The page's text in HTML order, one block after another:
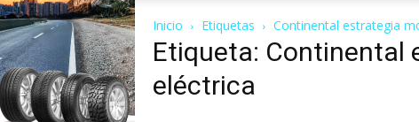
Inicio Etiquetas Continental estrategia
Etiqueta: Continental
eléctrica